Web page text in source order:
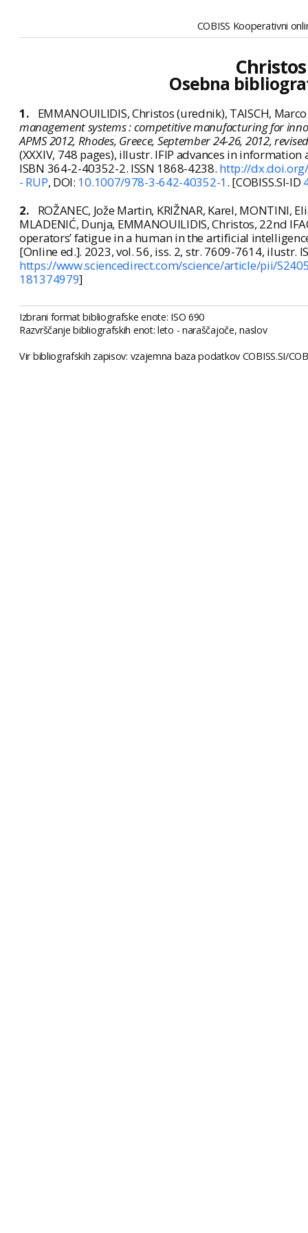
COBISS Kooperativni
Osebna
1.
EMMANOUILIDIS, Christos (urednik), TAISCH,
management systems : competitive manufacturing for
APMS 2012, Rhodes, Greece, September 24-26, 2012,
(XXXIV, 748 pages), illustr. IFIP advances in
ISBN 364-2-40352-2. ISSN 1868-4238. http://
- RUP, DOI: 10.1007/978-3-642-40352-1. [COBISS.SI-ID
2.
ROŽANEC, Jože Martin, KRIŽNAR, Karel, MONTINI,
MLADENIĆ, Dunja, EMMANOUILIDIS, Christos, 22nd
operators’ fatigue in a human in the artificial
[Online ed.]. 2023, vol. 56, iss. 2, str. 7609-7614, ilustr.
https://www.sciencedirect.com/science/article/pii/
181374979]
Izbrani format bibliografske enote: ISO 690
Razvrščanje bibliografskih enot: leto - naraščajoče, naslov
Vir bibliografskih zapisov: vzajemna baza podatkov COBISS.SI/